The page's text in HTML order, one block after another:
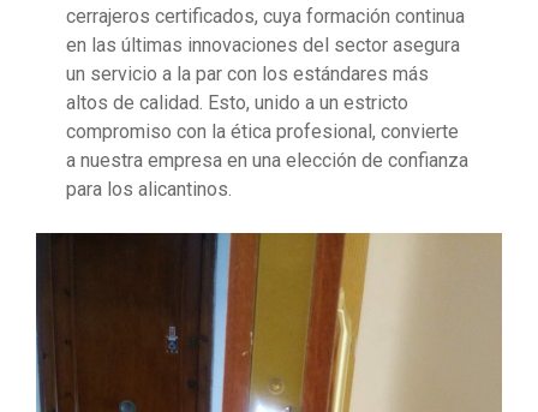
cerrajeros certificados, cuya formación continua
en las últimas innovaciones del sector asegura
un servicio a la par con los estándares más
altos de calidad. Esto, unido a un estricto
compromiso con la ética profesional, convierte
a nuestra empresa en una elección de confianza
para los alicantinos.